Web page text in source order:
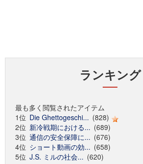
ランキング
最も多く閲覧されたアイテム
1位 Die Ghettogeschi... (828)
2位 新冷戦期における... (689)
3位 通信の安全保障に... (676)
4位 ショート動画の効... (658)
5位 J.S. ミルの社会... (620)